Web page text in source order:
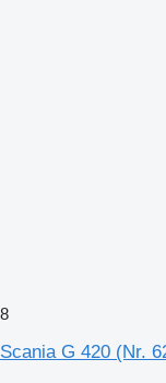
8
Scania G 420 (Nr.